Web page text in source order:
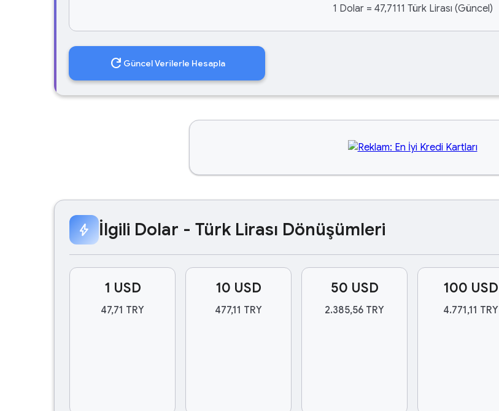
1 Dolar = 47,7111 Türk Lirası (Güncel)
refresh Güncel Verilerle Hesapla
bolt İlgili Dolar - Türk Lirası Dönüşümleri
1 USD
47,71 TRY
10 USD
477,11 TRY
50 USD
2.385,56 TRY
100 USD
4.771,11 TRY